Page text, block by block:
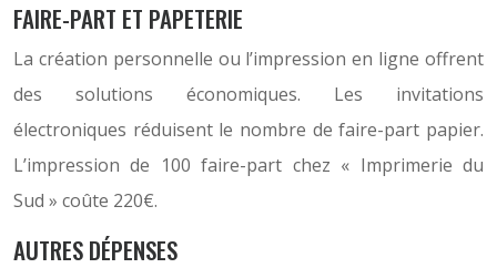
FAIRE-PART ET PAPETERIE
La création personnelle ou l’impression en ligne offrent
des solutions économiques. Les invitations
électroniques réduisent le nombre de faire-part papier.
L’impression de 100 faire-part chez « Imprimerie du
Sud » coûte 220€.
AUTRES DÉPENSES